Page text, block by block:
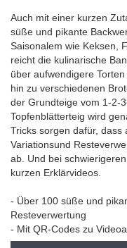
Auch mit einer kurzen
süße und pikante
Saisonalem wie Keksen,
reicht die kulinarische
über aufwendigere
hin zu verschiedenen
der Grundteige vom 1-2-
Topfenblätterteig wird
Tricks sorgen dafür, dass
Variationsund
ab. Und bei
kurzen Erklärvideos.
- Über 100 süße und
Resteverwertung
- Mit QR-Codes zu